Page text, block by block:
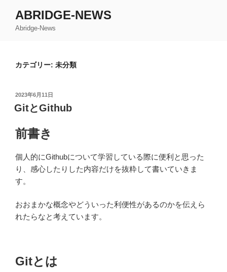
ABRIDGE-NEWS
Abridge-News
カテゴリー: 未分類
投
稿
日:
2023年6月11日
GitとGithub
前書き
個人的にGithubについて学習している際に便利と思った
り、感心したりした内容だけを抜粋して書いていきま
す。
おおまかな概念やどういった利便性があるのかを伝えら
れたらなと考えています。
Gitとは